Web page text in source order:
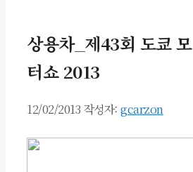
상용차_제43회 도쿄 모
터쇼 2013
12/02/2013 작성자: gcarzon